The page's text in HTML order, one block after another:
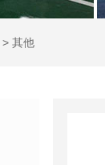
> 其他